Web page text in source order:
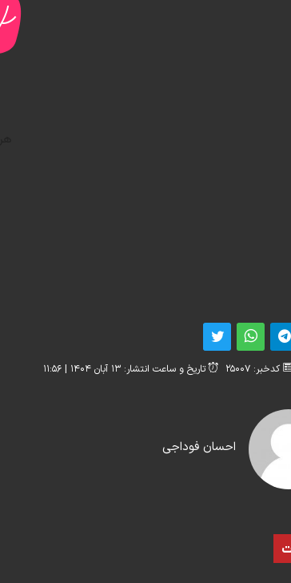
کدخبر: 25007 تاریخ و ساعت انتشار: ۱۳ آبان ۱۴۰۴ | 11:56
احسان فوداجی